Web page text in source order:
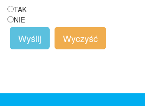
TAK
NIE
Wyślij Wyczyść